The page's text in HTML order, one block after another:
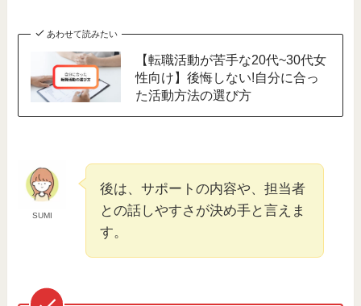
あわせて読みたい
【転職活動が苦手な20代~30代女
性向け】後悔しない!自分に合っ
た活動方法の選び方
SUMI
後は、サポートの内容や、担当者
との話しやすさが決め手と言えま
す。